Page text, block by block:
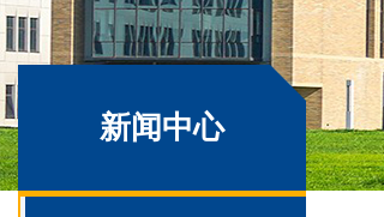
新闻中心